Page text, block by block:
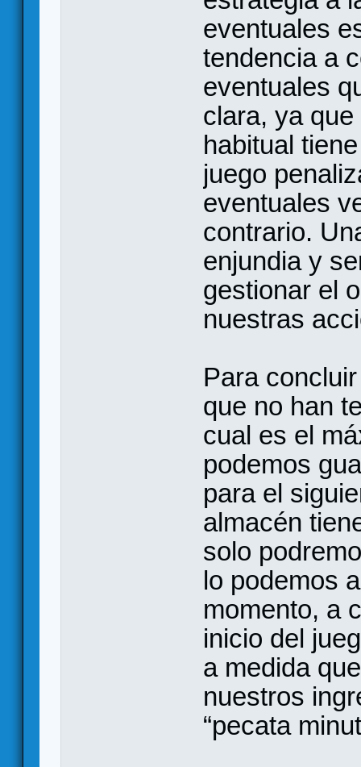
eventuales
tendencia a
eventuales
clara, ya
habitual
juego
eventuales
contrario.
enjundia y
gestionar el
nuestras
Para
que no han
cual es el
podemos
para el
almacén
solo
lo podemos
momento, a
inicio del
a medida
nuestros
“pecata